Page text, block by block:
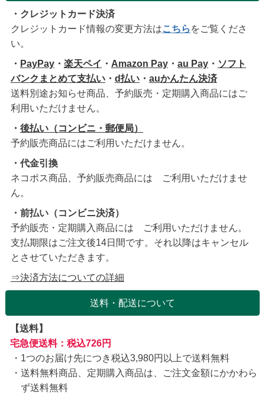
・クレジットカード決済
クレジットカード情報の変更方法はこちら をご覧くださ
い。
・ PayPay・ 楽天ペイ ・ Amazon Pay・ au Pay・ ソフト
バンクまとめて支払い・ d払い・ auかんたん決済
送料別途お知らせ商品、予約販売・定期購入商品にはご
利用いただけません。
・ 後払い（コンビニ・郵便局）
予約販売商品にはご利用いただけません。
・代金引換
ネコポス商品、予約販売商品には ご利用いただけませ
ん。
・前払い（コンビニ決済）
予約販売・定期購入商品には ご利用いただけません。
支払期限はご注文後14日間です。それ以降はキャンセル
とさせていただきます。
⇒決済方法についての詳細
送料・配送について
【送料】
宅急便送料：税込726円
1つのお届け先につき税込3,980円以上で送料無料
送料無料商品、定期購入商品は、ご注文金額にかかわら
ず送料無料